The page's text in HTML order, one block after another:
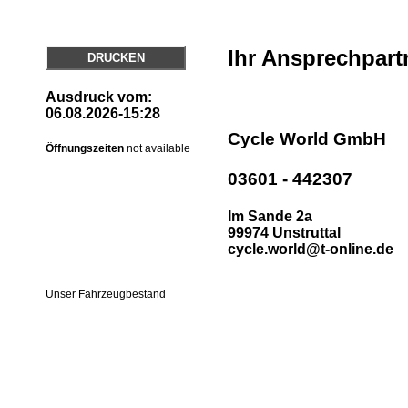
DRUCKEN
Ausdruck vom:
06.08.2026-15:28
Öffnungszeiten not available
Ihr
Cycle World GmbH
03601 - 442307
Im Sande 2a
99974 Unstruttal
cycle.world@t-online.de
Unser Fahrzeugbestand